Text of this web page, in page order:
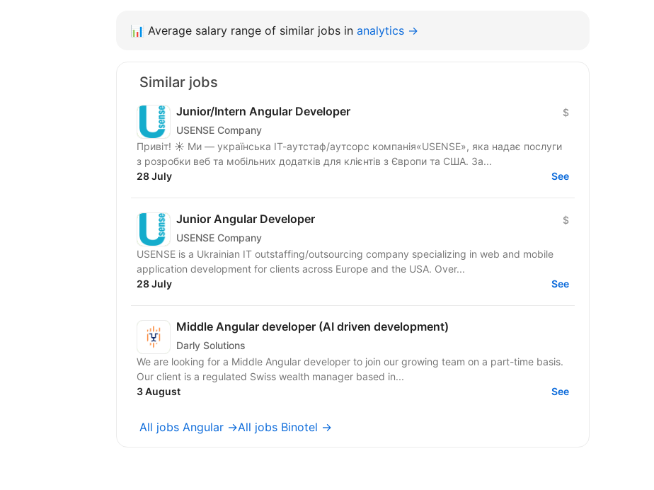
📊 Average salary range of similar jobs in analytics →
Similar jobs
Junior/Intern Angular Developer
USENSE Company
$
Привіт! ☀️ Ми — українська ІТ-аутстаф/аутсорс компанія«USENSE», яка надає послуги
з розробки веб та мобільних додатків для клієнтів з Європи та США. За...
28 July
See
Junior Angular Developer
USENSE Company
$
USENSE is a Ukrainian IT outstaffing/outsourcing company specializing in web and mobile
application development for clients across Europe and the USA. Over...
28 July
See
Middle Angular developer (AI driven development)
Darly Solutions
We are looking for a Middle Angular developer to join our growing team on a part-time basis.
Our client is a regulated Swiss wealth manager based in...
3 August
See
All jobs Angular →All jobs Binotel →